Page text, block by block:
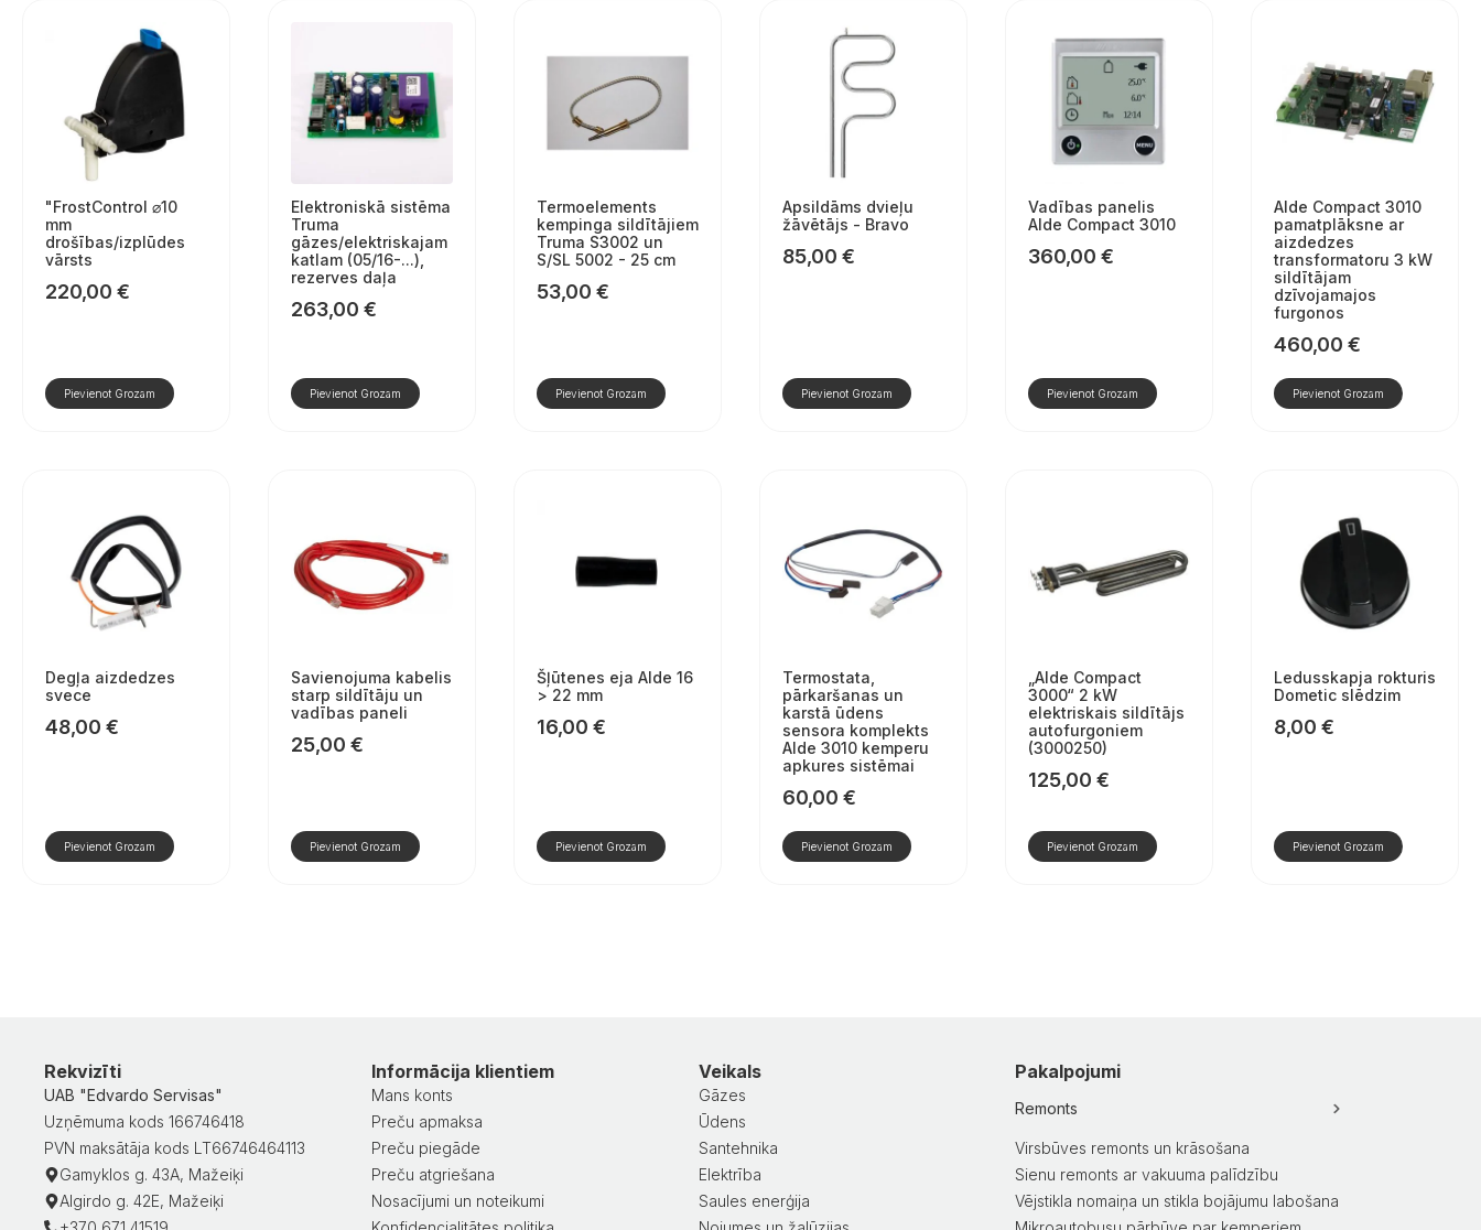
"FrostControl ⌀10
mm
drošības/izplūdes
vārsts
220,00 €
Pievienot Grozam
Elektroniskā sistēma
Truma
gāzes/elektriskajam
katlam (05/16-...),
rezerves daļa
263,00 €
Pievienot Grozam
Termoelements
kempinga sildītājiem
Truma S3002 un
S/SL 5002 - 25 cm
53,00 €
Pievienot Grozam
Apsildāms dvieļu
žāvētājs - Bravo
85,00 €
Pievienot Grozam
Vadības panelis
Alde Compact 3010
360,00 €
Pievienot Grozam
Alde Compact 3010
pamatplāksne ar
aizdedzes
transformatoru 3 kW
sildītājam
dzīvojamajos
furgonos
460,00 €
Pievienot Grozam
Degļa aizdedzes
svece
48,00 €
Pievienot Grozam
Savienojuma kabelis
starp sildītāju un
vadības paneli
25,00 €
Pievienot Grozam
Šļūtenes eja Alde 16
> 22 mm
16,00 €
Pievienot Grozam
Termostata,
pārkaršanas un
karstā ūdens
sensora komplekts
Alde 3010 kemperu
apkures sistēmai
60,00 €
Pievienot Grozam
„Alde Compact
3000“ 2 kW
elektriskais sildītājs
autofurgoniem
(3000250)
125,00 €
Pievienot Grozam
Ledusskapja rokturis
Dometic slēdzim
8,00 €
Pievienot Grozam
Rekvizīti
UAB "Edvardo Servisas"
Uzņēmuma kods 166746418
PVN maksātāja kods LT66746464113
Gamyklos g. 43A, Mažeiķi
Algirdo g. 42E, Mažeiķi
Informācija klientiem
Mans konts
Preču apmaksa
Preču piegāde
Preču atgriešana
Nosacījumi un noteikumi
Veikals
Gāzes
Ūdens
Santehnika
Elektrība
Saules enerģija
Pakalpojumi
Remonts
Virsbūves remonts un krāsošana
Sienu remonts ar vakuuma palīdzību
Vējstikla nomaiņa un stikla bojājumu labošana